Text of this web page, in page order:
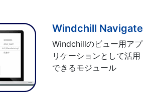
Windchill Navigate
Windchillのビュー用アプ
リケーションとして活用
できるモジュール